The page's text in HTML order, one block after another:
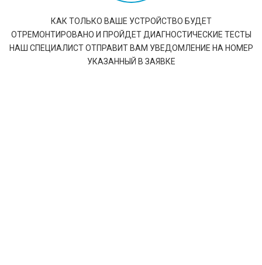
КАК ТОЛЬКО ВАШЕ УСТРОЙСТВО БУДЕТ
ОТРЕМОНТИРОВАНО И ПРОЙДЕТ ДИАГНОСТИЧЕСКИЕ ТЕСТЫ
НАШ СПЕЦИАЛИСТ ОТПРАВИТ ВАМ УВЕДОМЛЕНИЕ НА НОМЕР
УКАЗАННЫЙ В ЗАЯВКЕ